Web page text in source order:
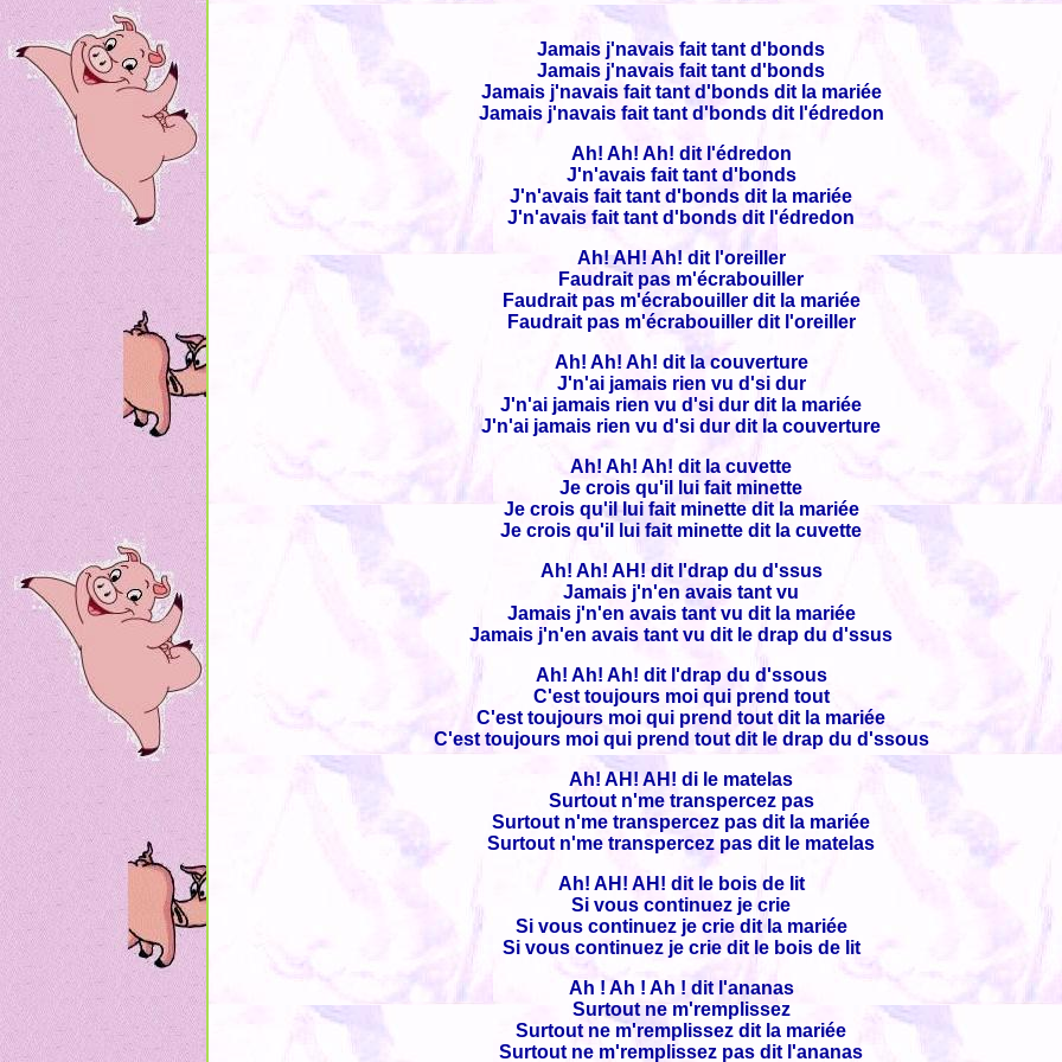
Jamais j'navais fait tant d'bonds
Jamais j'navais fait tant d'bonds
Jamais j'navais fait tant d'bonds dit la mariée
Jamais j'navais fait tant d'bonds dit l'édredon
Ah! Ah! Ah! dit l'édredon
J'n'avais fait tant d'bonds
J'n'avais fait tant d'bonds dit la mariée
J'n'avais fait tant d'bonds dit l'édredon
Ah! AH! Ah! dit l'oreiller
Faudrait pas m'écrabouiller
Faudrait pas m'écrabouiller dit la mariée
Faudrait pas m'écrabouiller dit l'oreiller
Ah! Ah! Ah! dit la couverture
J'n'ai jamais rien vu d'si dur
J'n'ai jamais rien vu d'si dur dit la mariée
J'n'ai jamais rien vu d'si dur dit la couverture
Ah! Ah! Ah! dit la cuvette
Je crois qu'il lui fait minette
Je crois qu'il lui fait minette dit la mariée
Je crois qu'il lui fait minette dit la cuvette
Ah! Ah! AH! dit l'drap du d'ssus
Jamais j'n'en avais tant vu
Jamais j'n'en avais tant vu dit la mariée
Jamais j'n'en avais tant vu dit le drap du d'ssus
Ah! Ah! Ah! dit l'drap du d'ssous
C'est toujours moi qui prend tout
C'est toujours moi qui prend tout dit la mariée
C'est toujours moi qui prend tout dit le drap du d'ssous
Ah! AH! AH! di le matelas
Surtout n'me transpercez pas
Surtout n'me transpercez pas dit la mariée
Surtout n'me transpercez pas dit le matelas
Ah! AH! AH! dit le bois de lit
Si vous continuez je crie
Si vous continuez je crie dit la mariée
Si vous continuez je crie dit le bois de lit
Ah ! Ah ! Ah ! dit l'ananas
Surtout ne m'remplissez
Surtout ne m'remplissez dit la mariée
Surtout ne m'remplissez pas dit l'ananas